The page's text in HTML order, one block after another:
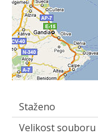
Staženo
Velikost souboru